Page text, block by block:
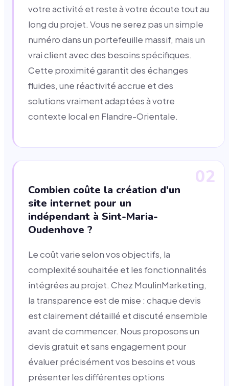
votre activité et reste à votre écoute tout au
long du projet. Vous ne serez pas un simple
numéro dans un portefeuille massif, mais un
vrai client avec des besoins spécifiques.
Cette proximité garantit des échanges
fluides, une réactivité accrue et des
solutions vraiment adaptées à votre
contexte local en Flandre-Orientale.
02
Combien coûte la création d'un
site internet pour un
indépendant à Sint-Maria-
Oudenhove ?
Le coût varie selon vos objectifs, la
complexité souhaitée et les fonctionnalités
intégrées au projet. Chez MoulinMarketing,
la transparence est de mise : chaque devis
est clairement détaillé et discuté ensemble
avant de commencer. Nous proposons un
devis gratuit et sans engagement pour
évaluer précisément vos besoins et vous
présenter les différentes options